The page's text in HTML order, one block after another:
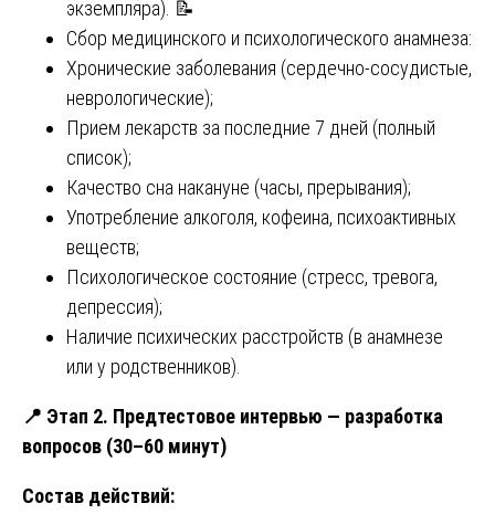
экземпляра). 📝
Сбор медицинского и психологического анамнеза:
Хронические заболевания (сердечно-сосудистые,
неврологические);
Прием лекарств за последние 7 дней (полный
список);
Качество сна накануне (часы, прерывания);
Употребление алкоголя, кофеина, психоактивных
веществ;
Психологическое состояние (стресс, тревога,
депрессия);
Наличие психических расстройств (в анамнезе
или у родственников).
📍 Этап 2. Предтестовое интервью — разработка
вопросов (30–60 минут)
Состав действий: